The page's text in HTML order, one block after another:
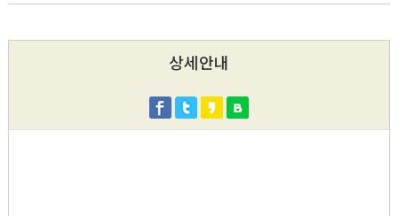
상세안내